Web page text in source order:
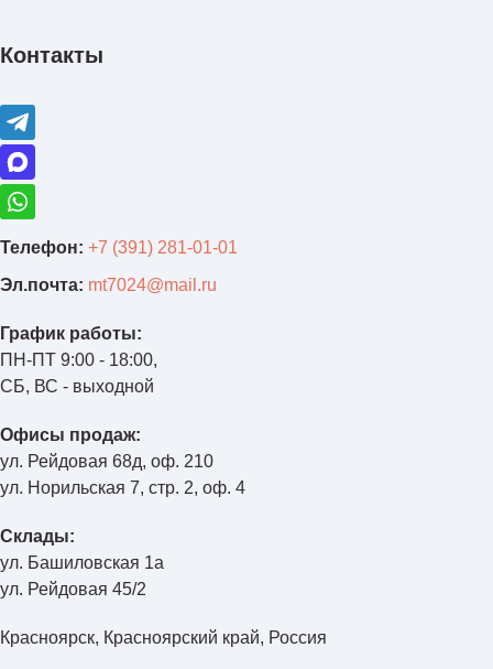
Контакты
Телефон: +7 (391) 281-01-01
Эл.почта: mt7024@mail.ru
График работы:
ПН-ПТ 9:00 - 18:00,
СБ, ВС - выходной
Офисы продаж:
ул. Рейдовая 68д, оф. 210
ул. Норильская 7, стр. 2, оф. 4
Склады:
ул. Башиловская 1а
ул. Рейдовая 45/2
Красноярск, Красноярский край, Россия